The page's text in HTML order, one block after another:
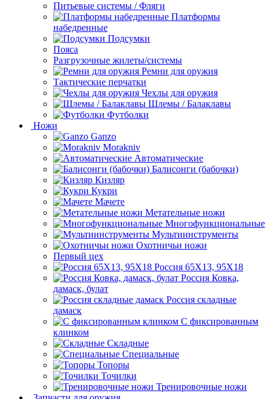
Питьевые системы / Фляги
Платформы
набедренные
Подсумки
Пояса
Разгрузочные жилеты/системы
Ремни для оружия
Тактические перчатки
Чехлы для оружия
Шлемы / Балаклавы
Футболки
Ножи
Ganzo
Morakniv
Автоматические
Балисонги (бабочки)
Кизляр
Кукри
Мачете
Метательные ножи
Многофункциональные
Мультиинструменты
Охотничьи ножи
Первый цех
Россия 65Х13, 95Х18
Россия Ковка,
дамаск, булат
Россия складные
дамаск
С фиксированным
клинком
Складные
Специальные
Топоры
Точилки
Тренировочные ножи